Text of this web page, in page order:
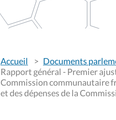
o
u
s
ê
t
Accueil
Documents
Rapport général - Premier
Commission communautaire
et des dépenses de la